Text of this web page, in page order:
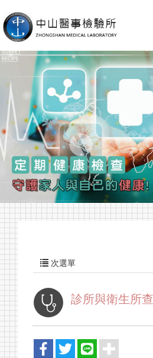
最新消息
關於我們
報告查詢
次選單
診所與衛生所